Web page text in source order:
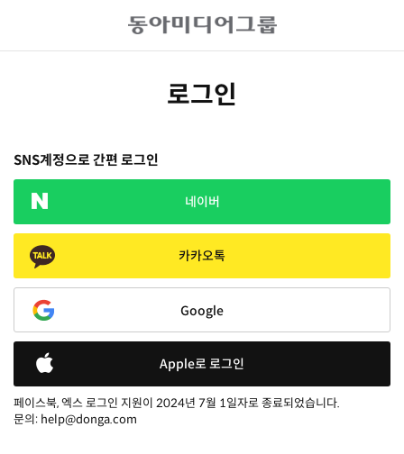
로그인
SNS계정으로 간편 로그인
네이버
카카오톡
Google
Apple로 로그인
페이스북, 엑스 로그인 지원이 2024년 7월 1일자로 종료되었습니다.
문의: help@donga.com